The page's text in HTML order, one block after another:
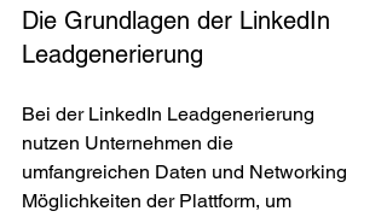
Die Grundlagen der LinkedIn
Leadgenerierung
Bei der LinkedIn Leadgenerierung
nutzen Unternehmen die
umfangreichen Daten und Networking
Möglichkeiten der Plattform, um